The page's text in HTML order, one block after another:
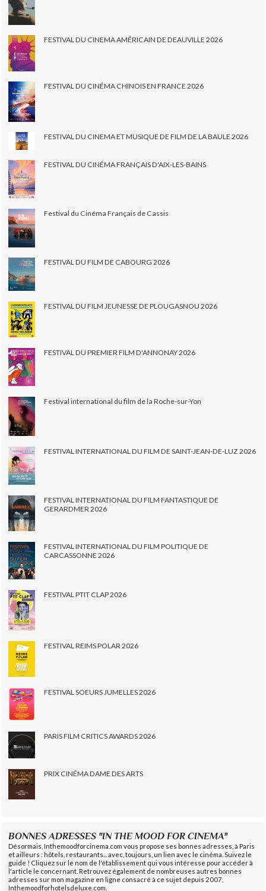
FESTIVAL DU CINEMA AMÉRICAIN DE DEAUVILLE 2026
FESTIVAL DU CINÉMA CHINOIS EN FRANCE 2026
FESTIVAL DU CINEMA ET MUSIQUE DE FILM DE LA BAULE 2026
FESTIVAL DU CINÉMA FRANÇAIS D'AIX-LES-BAINS
Festival du Cinéma Français de Cassis
FESTIVAL DU FILM DE CABOURG 2026
FESTIVAL DU FILM JEUNESSE DE PLOUGASNOU 2026
FESTIVAL DU PREMIER FILM D'ANNONAY 2026
Festival international du film de la Roche-sur-Yon
FESTIVAL INTERNATIONAL DU FILM DE SAINT-JEAN-DE-LUZ 2026
FESTIVAL INTERNATIONAL DU FILM FANTASTIQUE DE
GERARDMER 2026
FESTIVAL INTERNATIONAL DU FILM POLITIQUE DE
CARCASSONNE 2026
FESTIVAL PTIT CLAP 2026
FESTIVAL REIMS POLAR 2026
FESTIVAL SOEURS JUMELLES 2026
PARIS FILM CRITICS AWARDS 2026
PRIX CINÉMA DAME DES ARTS
BONNES ADRESSES "IN THE MOOD FOR CINEMA"
Désormais, Inthemoodforcinema.com vous propose ses bonnes adresses, à Paris
et ailleurs : hôtels, restaurants... avec, toujours, un lien avec le cinéma. Suivez le
guide ! Cliquez sur le nom de l'établissement qui vous intéresse pour accéder à
l'article le concernant. Retrouvez également de nombreuses autres bonnes
adresses sur mon magazine en ligne consacré à ce sujet depuis 2007,
Inthemoodforhotelsdeluxe.com.